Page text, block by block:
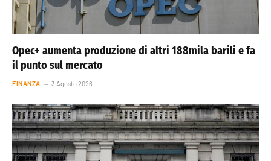
Opec+ aumenta produzione di altri 188mila barili e fa
il punto sul mercato
FINANZA 3 Agosto 2026